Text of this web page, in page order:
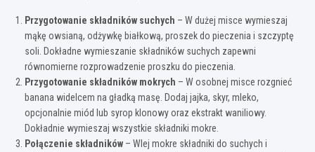
Przygotowanie składników suchych – W dużej misce wymieszaj
mąkę owsianą, odżywkę białkową, proszek do pieczenia i szczyptę
soli. Dokładne wymieszanie składników suchych zapewni
równomierne rozprowadzenie proszku do pieczenia.
Przygotowanie składników mokrych – W osobnej misce rozgnieć
banana widelcem na gładką masę. Dodaj jajka, skyr, mleko,
opcjonalnie miód lub syrop klonowy oraz ekstrakt waniliowy.
Dokładnie wymieszaj wszystkie składniki mokre.
Połączenie składników – Wlej mokre składniki do suchych i